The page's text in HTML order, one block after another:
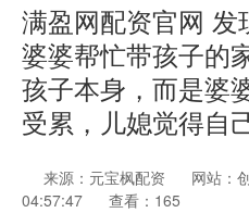
满盈网配资官网 发
婆婆帮忙带孩子的
孩子本身，而是婆
受累，儿媳觉得自
来源：元宝枫配资 网站：
04:57:47
查看：165